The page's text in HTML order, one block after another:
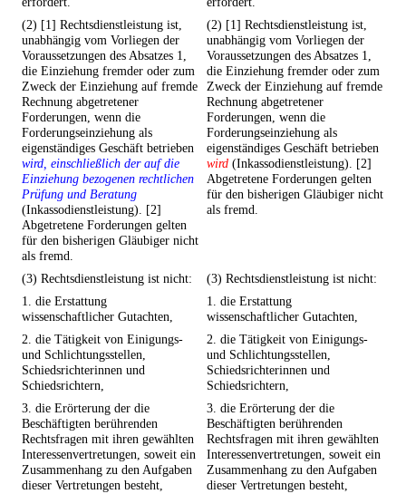
(2) [1] Rechtsdienstleistung ist,
unabhängig vom Vorliegen der
Voraussetzungen des Absatzes 1,
die Einziehung fremder oder zum
Zweck der Einziehung auf fremde
Rechnung abgetretener
Forderungen, wenn die
Forderungseinziehung als
eigenständiges Geschäft betrieben
wird, einschließlich der auf die
Einziehung bezogenen rechtlichen
Prüfung und Beratung
(Inkassodienstleistung). [2]
Abgetretene Forderungen gelten
für den bisherigen Gläubiger nicht
als fremd.
(2) [1] Rechtsdienstleistung ist,
unabhängig vom Vorliegen der
Voraussetzungen des Absatzes 1,
die Einziehung fremder oder zum
Zweck der Einziehung auf fremde
Rechnung abgetretener
Forderungen, wenn die
Forderungseinziehung als
eigenständiges Geschäft betrieben
wird (Inkassodienstleistung). [2]
Abgetretene Forderungen gelten
für den bisherigen Gläubiger nicht
als fremd.
(3) Rechtsdienstleistung ist nicht:
(3) Rechtsdienstleistung ist nicht:
1. die Erstattung
wissenschaftlicher Gutachten,
1. die Erstattung
wissenschaftlicher Gutachten,
2. die Tätigkeit von Einigungs-
und Schlichtungsstellen,
Schiedsrichterinnen und
Schiedsrichtern,
2. die Tätigkeit von Einigungs-
und Schlichtungsstellen,
Schiedsrichterinnen und
Schiedsrichtern,
3. die Erörterung der die
Beschäftigten berührenden
Rechtsfragen mit ihren gewählten
Interessenvertretungen, soweit ein
Zusammenhang zu den Aufgaben
dieser Vertretungen besteht,
3. die Erörterung der die
Beschäftigten berührenden
Rechtsfragen mit ihren gewählten
Interessenvertretungen, soweit ein
Zusammenhang zu den Aufgaben
dieser Vertretungen besteht,